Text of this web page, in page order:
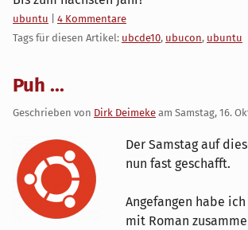
Kategorien:
ubuntu
4 Kommentare
Tags für diesen Artikel: ubcde10, ubucon, ubuntu
Puh ...
Geschrieben von Dirk Deimeke am Samstag, 16.
Der Samstag auf
nun fast geschafft.
Angefangen habe
mit Roman